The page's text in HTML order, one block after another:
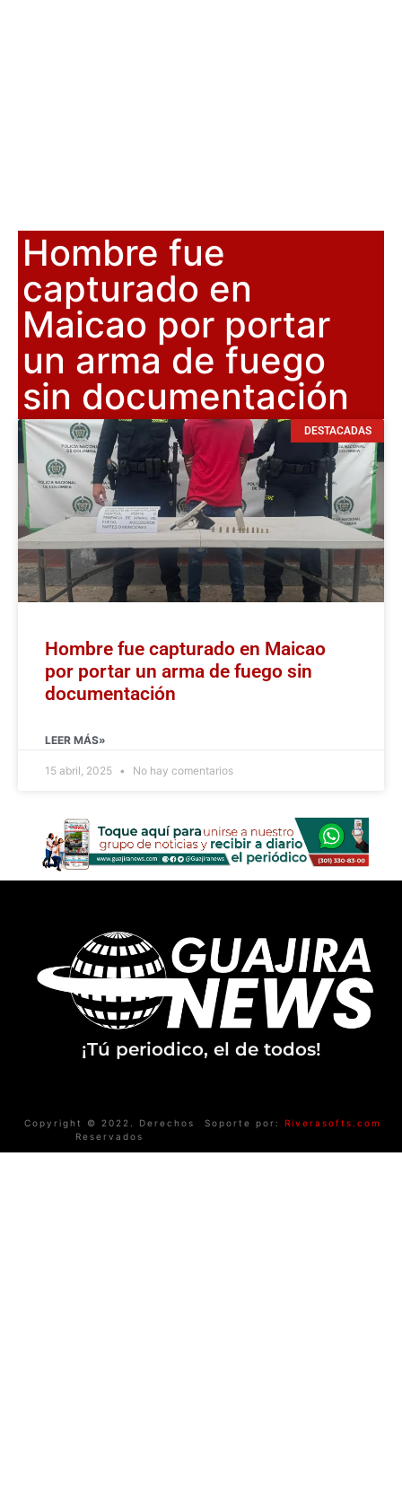
Hombre fue
capturado en
Maicao por portar
un arma de fuego
sin documentación
DESTACADAS
Hombre fue capturado en Maicao
por portar un arma de fuego sin
documentación
LEER MÁS»
15 abril, 2025 No hay comentarios
¡Tú periodico, el de todos!
Copyright © 2022. Derechos
Reservados
Soporte por: Riverasofts.com